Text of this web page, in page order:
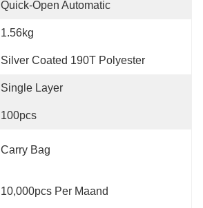
Quick-Open Automatic
1.56kg
Silver Coated 190T Polyester
Single Layer
100pcs
Carry Bag
10,000pcs Per Maand